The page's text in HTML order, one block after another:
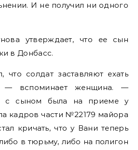
И не получил ни одного
утверждает, что ее сын
в Донбасс.
что солдат заставляют ехать
— вспоминает женщина. —
с сыном была на приеме у
кадров части №22179 майора
кричать, что у Вани теперь
в тюрьму, либо на полигон